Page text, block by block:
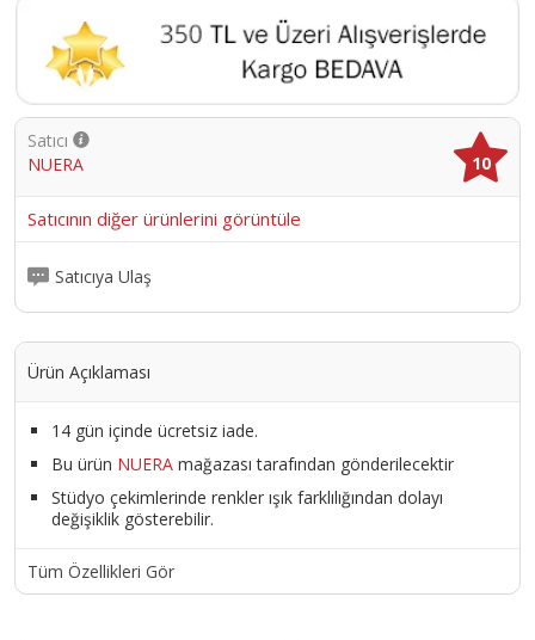
Satıcı
NUERA
10
Satıcının diğer ürünlerini görüntüle
Satıcıya Ulaş
Ürün Açıklaması
14 gün içinde ücretsiz iade.
Bu ürün NUERA mağazası tarafından gönderilecektir
Stüdyo çekimlerinde renkler ışık farklılığından dolayı
değişiklik gösterebilir.
Tüm Özellikleri Gör